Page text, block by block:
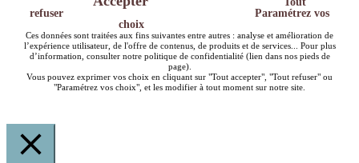
refuser
Paramétrez vos
choix
Ces données sont traitées aux fins suivantes entre autres : analyse et amélioration de
l’expérience utilisateur, de l'offre de contenus, de produits et de services... Pour plus
d’information, consulter notre politique de confidentialité (lien dans nos pieds de
page).
Vous pouvez exprimer vos choix en cliquant sur "Tout accepter", "Tout refuser" ou
"Paramétrez vos choix", et les modifier à tout moment sur notre site.